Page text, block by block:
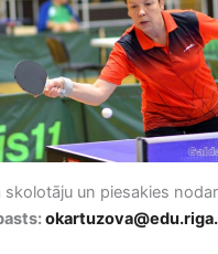
skolotāju un piesakies